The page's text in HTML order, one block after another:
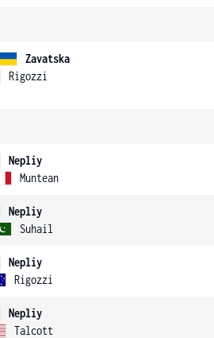
Zavatska
Rigozzi
Nepliy
Muntean
Nepliy
Suhail
Nepliy
Rigozzi
Nepliy
Talcott